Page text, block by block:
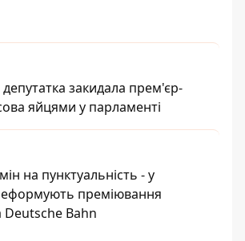
закидала прем'єр-
яйцями у парламенті
на пунктуальність - у
преміювання
Deutsche Bahn